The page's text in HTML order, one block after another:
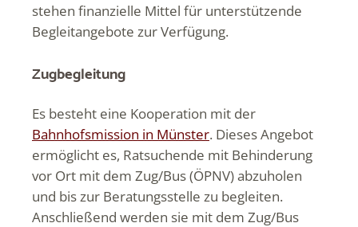
stehen finanzielle Mittel für unterstützende
Begleitangebote zur Verfügung.
Zugbegleitung
Es besteht eine Kooperation mit der
Bahnhofsmission in Münster. Dieses Angebot
ermöglicht es, Ratsuchende mit Behinderung
vor Ort mit dem Zug/Bus (ÖPNV) abzuholen
und bis zur Beratungsstelle zu begleiten.
Anschließend werden sie mit dem Zug/Bus